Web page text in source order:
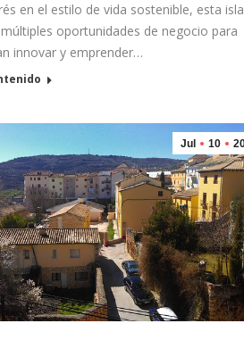
en el estilo de vida sostenible, esta isla
oportunidades de negocio para
innovar y emprender…
Jul 10